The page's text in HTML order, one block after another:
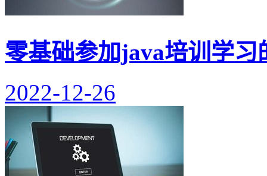
零基础参加java培训学习
2022-12-26